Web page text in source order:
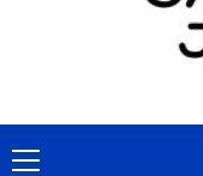
Primary